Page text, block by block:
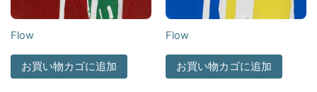
Flow
お買い物カゴに追加
Flow
お買い物カゴに追加